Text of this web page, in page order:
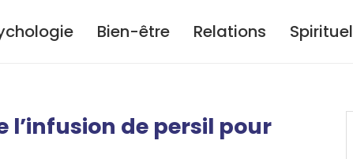
Bien-être Relations Spirituel
l’infusion de persil pour